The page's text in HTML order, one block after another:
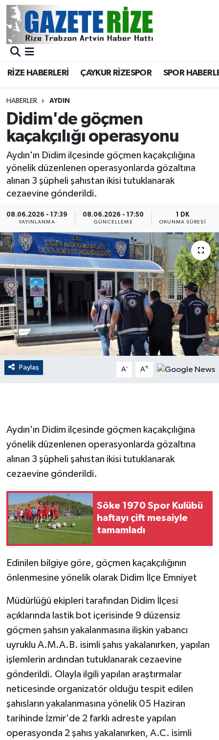
RİZE HABERLERİ ÇAYKUR RİZESPOR SPOR
HABERLER AYDIN
Didim'de göçmen
kaçakçılığı operasyonu
Aydın'ın Didim ilçesinde göçmen kaçakçılığına
yönelik düzenlenen operasyonlarda gözaltına
alınan 3 şüpheli şahıstan ikisi tutuklanarak
cezaevine gönderildi.
08.06.2026 - 17:39
YAYINLANMA
08.06.2026 - 17:50
GÜNCELLEME
1 DK
OKUNMA SÜRESI
Paylaş A- A+
Aydın'ın Didim ilçesinde göçmen kaçakçılığına
yönelik düzenlenen operasyonlarda gözaltına
alınan 3 şüpheli şahıstan ikisi tutuklanarak
cezaevine gönderildi.
Söke 1970 Spor Kulübü
haftayı çift mesaiyle
tamamladı
Edinilen bilgiye göre, göçmen kaçakçılığının
önlenmesine yönelik olarak Didim İlçe Emniyet
Müdürlüğü ekipleri tarafından Didim İlçesi
açıklarında lastik bot içerisinde 9 düzensiz
göçmen şahsın yakalanmasına ilişkin yabancı
uyruklu A.M.A.B. isimli şahıs yakalanırken, yapılan
işlemlerin ardından tutuklanarak cezaevine
gönderildi. Olayla ilgili yapılan araştırmalar
neticesinde organizatör olduğu tespit edilen
şahısların yakalanmasına yönelik 05 Haziran
tarihinde İzmir'de 2 farklı adreste yapılan
operasyonda 2 şahıs yakalanırken, A.C. isimli
BÖLGEMİZ
Asayiş
Rize Jandarma Komutanlığı
Bilim Teknoloji
Advertising news
Canlı Maç
ÇEVRE
Dış Haberler
Dünya
EĞİTİM
EKONOMİ
English News
Gayrimenkul
GENEL
Güvenlik
HABERDE İNSAN
İNSAN
Jandarma
Kadın
KÜLTÜR SANAT
MAGAZİN
Otomobil
POLİTİKA
Merkez Nöbetçi Eczaneler
Merkez Trafik Yoğunluk Haritası
Süper Lig Puan Durumu ve Fikstür
Tüm Manşetler
Son Dakika Haberleri
Haber Arşivi